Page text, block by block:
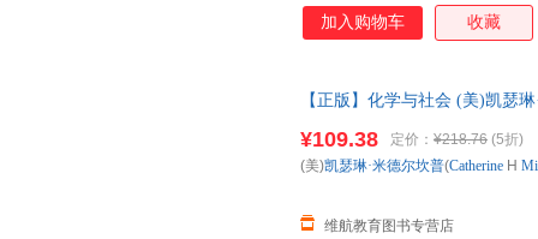
加入购物车 收藏
【正版】化学与社会 (美)凯瑟
¥109.38 定价： ¥218.76 (5折)
维航教育图书专营店
(美)凯瑟琳·米德尔坎普(Catherine H